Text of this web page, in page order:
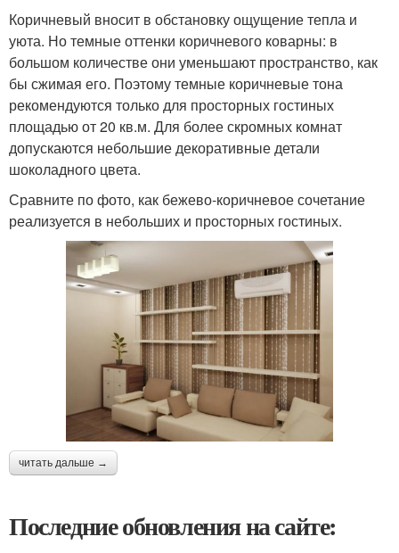
Коричневый вносит в обстановку ощущение тепла и
уюта. Но темные оттенки коричневого коварны: в
большом количестве они уменьшают пространство, как
бы сжимая его. Поэтому темные коричневые тона
рекомендуются только для просторных гостиных
площадью от 20 кв.м. Для более скромных комнат
допускаются небольшие декоративные детали
шоколадного цвета.
Сравните по фото, как бежево-коричневое сочетание
реализуется в небольших и просторных гостиных.
читать дальше →
Последние обновления на сайте: